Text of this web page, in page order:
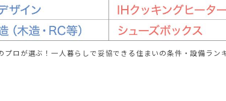
プロが選ぶ！一人暮らしで妥協できる住まいの条件・設備ラン